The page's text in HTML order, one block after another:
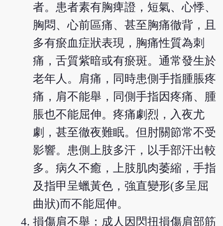
者。患者素有胸痺證，短氣、心悸、
胸悶、心前區痛、甚至胸痛徹背，且
多有瘀血症狀表現，胸痛性質為刺
痛，舌質紫暗或有瘀斑。通常發生於
老年人。肩痛，同時患側手指腫脹疼
痛，肩不能舉，同側手指因疼痛、腫
脹也不能屈伸。疼痛劇烈，入夜尤
劇，甚至徹夜難眠。但肘關節常不受
影響。患側上肢多汗，以手部汗出較
多。病久不癒，上肢肌肉萎縮，手指
及指甲呈蠟黃色，強直變形(多呈屈
曲狀)而不能屈伸。
損傷肩不舉：成人因閃扭損傷肩部筋